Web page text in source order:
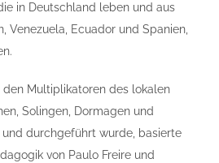
in Deutschland leben und aus
Venezuela, Ecuador und Spanien,
den Multiplikatoren des lokalen
Solingen, Dormagen und
durchgeführt wurde, basierte
von Paulo Freire und